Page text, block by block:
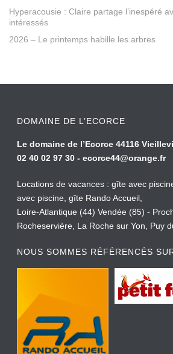
Hyperacousie : Claire partage l’inespéré
intéressés
2026 – Le printemps habille les arbres
DOMAINE DE L’ECORCE
Le domaine de l’Ecorce 44116
02 40 02 97 30 -ecorce44@orange.fr
Locations de vacances : gîte avec
avec piscine, gîte Rando Accueil,
Loire-Atlantique (44) Vendée (85) -
Rocheservière, La Roche sur Yon, Puy
NOUS SOMMES RÉFÉRENCÉS